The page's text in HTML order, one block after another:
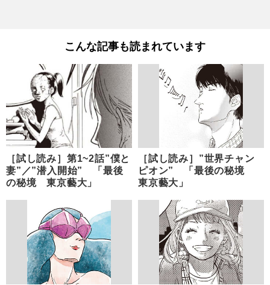
こんな記事も読まれています
［試し読み］第1~2話”僕と
妻”／”潜入開始” 「最後
の秘境 東京藝大」
［試し読み］”世界チャン
ピオン” 「最後の秘境
東京藝大」